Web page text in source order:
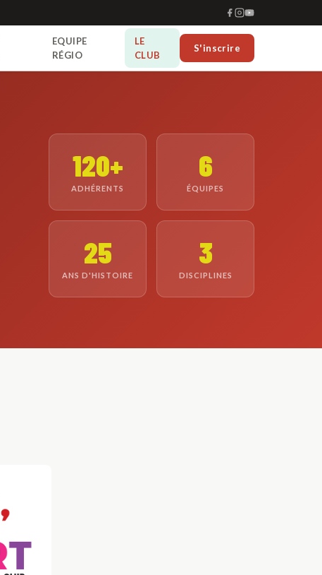
EQUIPE
RÉGIO
LE
CLUB
S'inscrire
120+
ADHÉRENTS
6
ÉQUIPES
25
ANS D'HISTOIRE
3
DISCIPLINES